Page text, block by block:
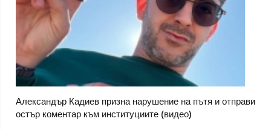
Александър Кадиев призна нарушение на пътя и отправи
остър коментар към институциите (видео)